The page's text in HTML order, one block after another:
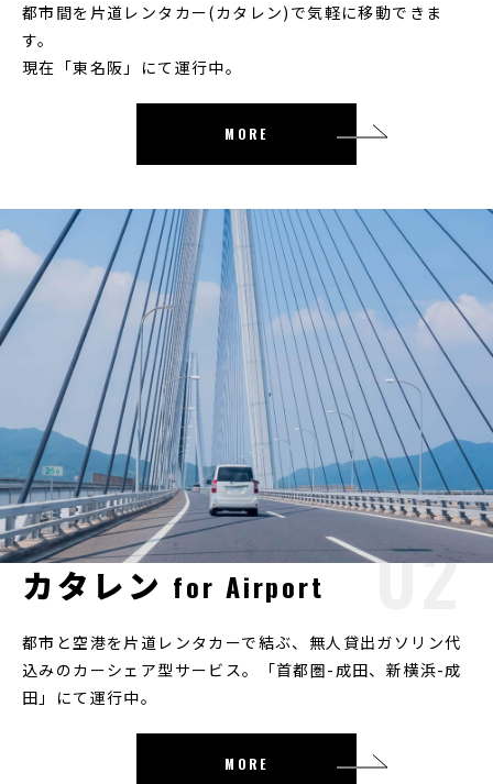
SERVICE
都市間を片道レンタカー(カタレン)で気軽に移動できま
す。
現在「東名阪」にて運行中。
MORE
カタレン for Airport
都市と空港を片道レンタカーで結ぶ、無人貸出ガソリン代
込みのカーシェア型サービス。「首都圏-成田、新横浜-成
田」にて運行中。
MORE